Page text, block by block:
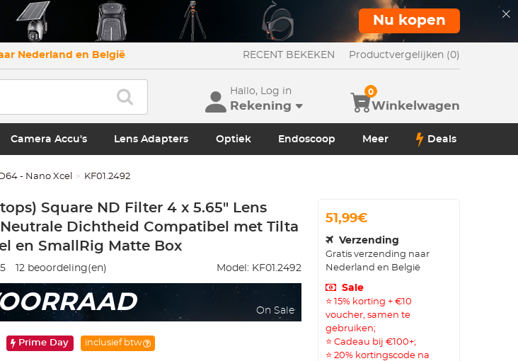
Nu kopen
Nederland en België RECENT BEKEKEN Productvergelijken (0)
Hallo, Log in
Rekening Winkelwagen
0
Camera Accu's Lens Adapters Optiek Endoscoop Meer Deals
- Nano Xcel KF01.2492
Square ND Filter 4 x 5.65" Lens
Dichtheid Compatibel met Tilta
en SmallRig Matte Box
5 12beoordeling(en) Model: KF01.2492
On Sale
Prime Day inclusief btw
51,99€
Verzending
Gratis verzending naar
Nederland en België
Sale
⭐ 15% korting + €10
voucher, samen te
gebruiken;
⭐ Cadeau bij €100+;
⭐ 20% kortingscode na